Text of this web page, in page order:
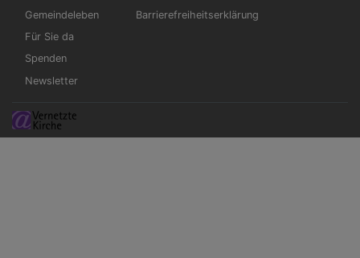
Gemeindeleben
Für Sie da
Spenden
Newsletter
Barrierefreiheitserklärung